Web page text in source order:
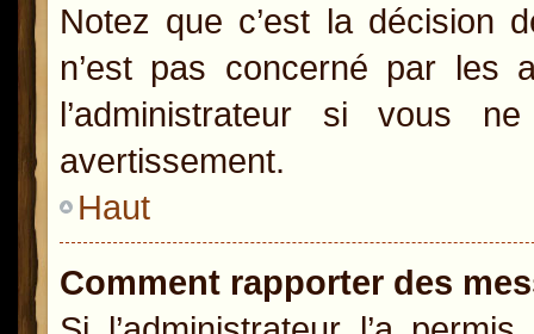
Notez que c’est la décision
n’est pas concerné par les
l’administrateur si vous
avertissement.
Haut
Comment rapporter des